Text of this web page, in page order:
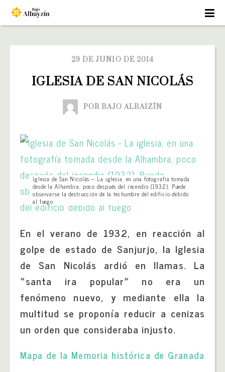
29 DE JUNIO DE 2014
IGLESIA DE SAN NICOLÁS
POR BAJO ALBAIZÍN
Iglesia de San Nicolás – La iglesia, en una fotografía tomada
desde la Alhambra, poco después del incendio (1932). Puede
observarse la destrucción de la techumbre del edificio debido
al fuego
En el verano de 1932, en reacción al
golpe de estado de Sanjurjo, la Iglesia
de San Nicolás ardió en llamas. La
«santa ira popular» no era un
fenómeno nuevo, y mediante ella la
multitud se proponía reducir a cenizas
un orden que consideraba injusto.
Mapa de la Memoria histórica de Granada